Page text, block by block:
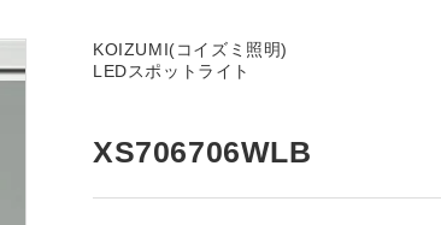
KOIZUMI(コイズミ照明)
LEDスポットライト
XS706706WLB